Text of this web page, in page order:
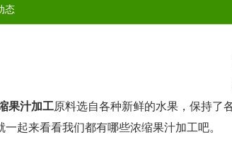
态
果汁加工原料选自各种新鲜的水果，保持了
一起来看看我们都有哪些浓缩果汁加工吧。